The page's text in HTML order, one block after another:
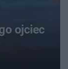
ojciec